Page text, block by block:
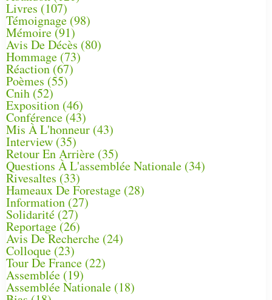
Livres (107)
Témoignage (98)
Mémoire (91)
Avis De Décès (80)
Hommage (73)
Réaction(67)
Poèmes (55)
Cnih (52)
Exposition (46)
Conférence(43)
Mis À L'honneur (43)
Interview (35)
Retour En Arrière (35)
Questions À L'assemblée Nationale (34)
Rivesaltes (33)
Hameaux De Forestage (28)
Information (27)
Solidarité (27)
Reportage(26)
Avis De Recherche (24)
Colloque (23)
Tour De France (22)
Assemblée (19)
Assemblée Nationale (18)